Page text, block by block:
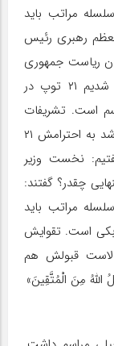
مراتب باید
رهبری رئیس
ریاست جمهوری
ما هم هیأت همراه بودیم. پاکستان تا وارد شدیم ۲۱ توپ در
است. تشریفات
اینجا می‌گوید: اگر رئیس جمهوری وارد کشور شد به احترامش ۲۱
نخست وزیر
چقدر؟ گفتند:
مراتب باید
است. تقوایش
قبولش هم
مِنَ الْمُتَّقِینَ»